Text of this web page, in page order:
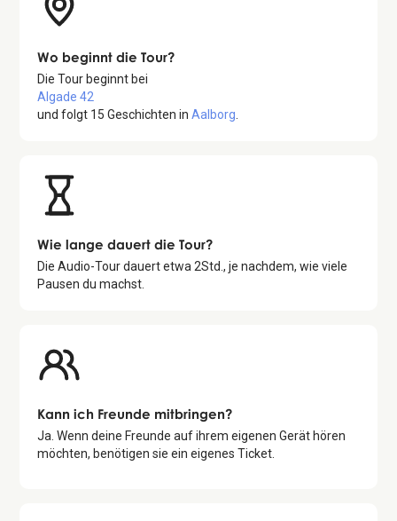
Wo beginnt die Tour?
Die Tour beginnt bei
Algade 42
und folgt 15 Geschichten inAalborg
Wie lange dauert die Tour?
Die Audio-Tour dauert etwa2Std., je nachdem, wie viele
Pausen du machst.
Kann ich Freunde mitbringen?
Ja. Wenn deine Freunde auf ihrem eigenen Gerät hören
möchten, benötigen sie ein eigenes Ticket.